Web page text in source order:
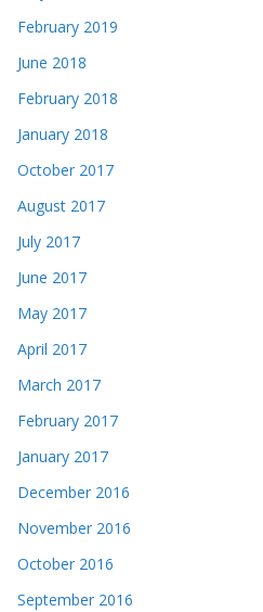
February 2019
June 2018
February 2018
January 2018
October 2017
August 2017
July 2017
June 2017
May 2017
April 2017
March 2017
February 2017
January 2017
December 2016
November 2016
October 2016
September 2016